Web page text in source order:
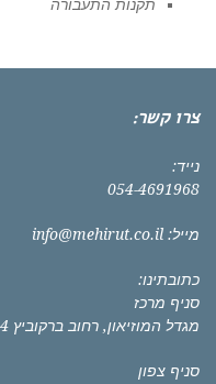
תקנות התעבורה
צרו קשר:
נייד:
054-4691968
מייל: info@mehirut.co.il
כתובתינו:
סניף מרכז
מגדל המוזיאון, רחוב ברקוביץ 4 ת"א
סניף צפון